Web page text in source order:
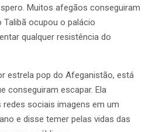
Muitos afegãos conseguiram
Talibã ocupou o palácio
qualquer resistência do
estrela pop do Afeganistão, está
conseguiram escapar. Ela
sociais imagens em um
e disse temer pelas vidas das